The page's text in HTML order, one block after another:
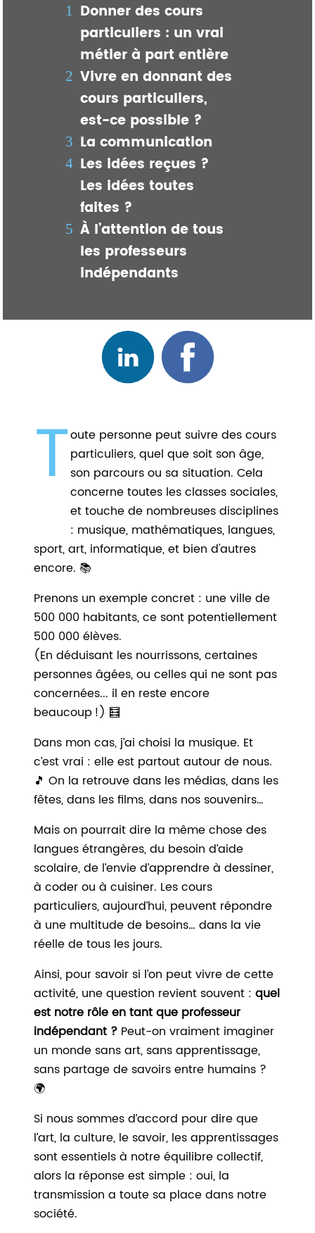
Donner des cours
particuliers : un vrai
métier à part entière
Vivre en donnant des
cours particuliers,
est-ce possible ?
La communication
Les idées reçues ?
Les idées toutes
faites ?
À l’attention de tous
les professeurs
indépendants
Toute personne peut suivre des cours
particuliers, quel que soit son âge,
son parcours ou sa situation. Cela
concerne toutes les classes sociales,
et touche de nombreuses disciplines
: musique, mathématiques, langues,
sport, art, informatique, et bien d'autres
encore. 📚
Prenons un exemple concret : une ville de
500 000 habitants, ce sont potentiellement
500 000 élèves.
(En déduisant les nourrissons, certaines
personnes âgées, ou celles qui ne sont pas
concernées... il en reste encore
beaucoup !) 🧮
Dans mon cas, j’ai choisi la musique. Et
c’est vrai : elle est partout autour de nous.
🎵 On la retrouve dans les médias, dans les
fêtes, dans les films, dans nos souvenirs…
Mais on pourrait dire la même chose des
langues étrangères, du besoin d’aide
scolaire, de l’envie d’apprendre à dessiner,
à coder ou à cuisiner. Les cours
particuliers, aujourd’hui, peuvent répondre
à une multitude de besoins… dans la vie
réelle de tous les jours.
Ainsi, pour savoir si l’on peut vivre de cette
activité, une question revient souvent :quel
est notre rôle en tant que professeur
indépendant ? Peut-on vraiment imaginer
un monde sans art, sans apprentissage,
sans partage de savoirs entre humains ?
🌍
Si nous sommes d’accord pour dire que
l’art, la culture, le savoir, les apprentissages
sont essentiels à notre équilibre collectif,
alors la réponse est simple :oui, la
transmission a toute sa placedans notre
société.